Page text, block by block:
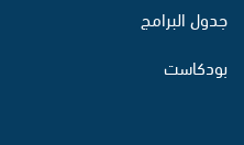
جدول البرامج
بودكاست